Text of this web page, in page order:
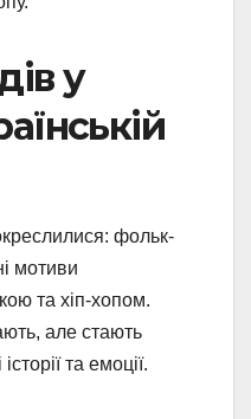
у
фольк-
мотиви
та хіп-хопом.
але стають
та емоції.